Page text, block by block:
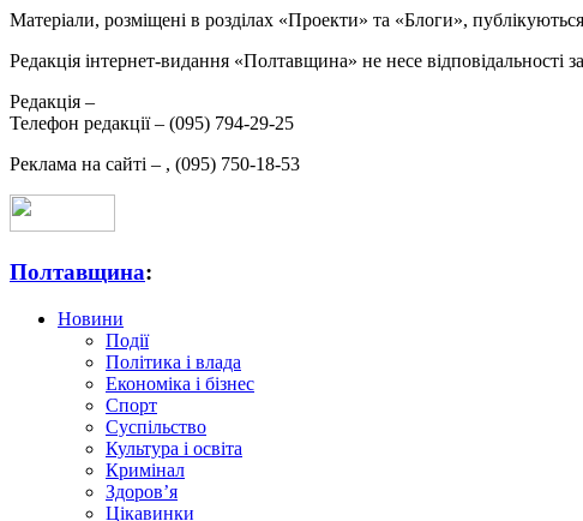
Матеріали, розміщені в розділах «Проекти» та «Блоги»,
Редакція інтернет-видання «Полтавщина» не несе відповідальності
Редакція –
Телефон редакції – (095) 794-29-25
Реклама на сайті – , (095) 750-18-53
Полтавщина:
Новини
Події
Політика і влада
Економіка і бізнес
Спорт
Суспільство
Культура і освіта
Кримінал
Здоров’я
Цікавинки